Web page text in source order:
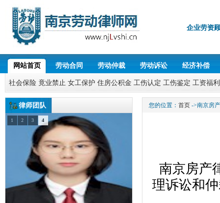
企业劳资
网站首页 劳动合同 劳动仲裁 劳动诉讼 经济补偿
社会保险 竟业禁止 女工保护 住房公积金 工伤认定 工伤鉴定 工资福利
律师团队
1 2 3 4
您的位置： 首页->南京房
南京房产
理诉讼和